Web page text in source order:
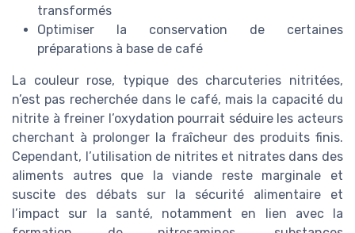
transformés
Optimiser la conservation de certaines
préparations à base de café
La couleur rose, typique des charcuteries nitritées,
n’est pas recherchée dans le café, mais la capacité du
nitrite à freiner l’oxydation pourrait séduire les acteurs
cherchant à prolonger la fraîcheur des produits finis.
Cependant, l’utilisation de nitrites et nitrates dans des
aliments autres que la viande reste marginale et
suscite des débats sur la sécurité alimentaire et
l’impact sur la santé, notamment en lien avec la